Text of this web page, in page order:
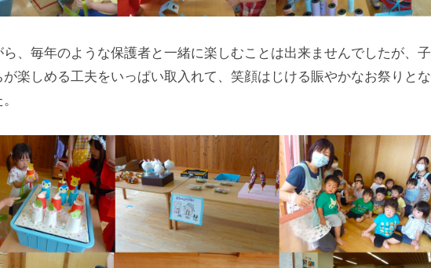
ら、毎年のような保護者と一緒に楽しむことは出来ませんでしたが、子
が楽しめる工夫をいっぱい取入れて、笑顔はじける賑やかなお祭りとな